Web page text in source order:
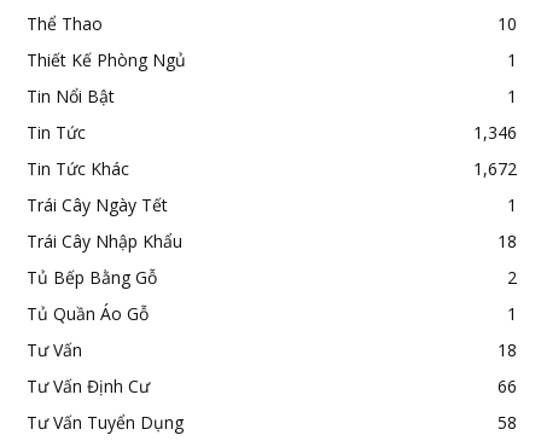
Thể Thao
10
Thiết Kế Phòng Ngủ
1
Tin Nổi Bật
1
Tin Tức
1,346
Tin Tức Khác
1,672
Trái Cây Ngày Tết
1
Trái Cây Nhập Khẩu
18
Tủ Bếp Bằng Gỗ
2
Tủ Quần Áo Gỗ
1
Tư Vấn
18
Tư Vấn Định Cư
66
Tư Vấn Tuyển Dụng
58